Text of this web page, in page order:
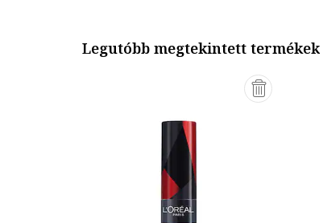
Legutóbb megtekintett termékek